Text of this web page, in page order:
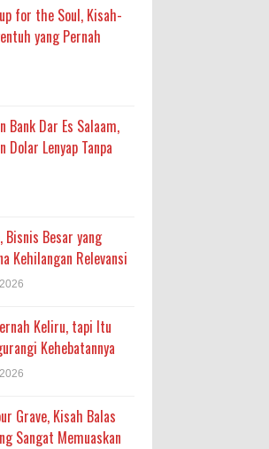
for the Soul, Kisah-
yang Pernah
Bank Dar Es Salaam,
Dolar Lenyap Tanpa
Bisnis Besar yang
Kehilangan Relevansi
Keliru, tapi Itu
Kehebatannya
Grave, Kisah Balas
Sangat Memuaskan